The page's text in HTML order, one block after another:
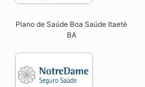
Plano de Saúde Boa Saúde Itaeté
BA​